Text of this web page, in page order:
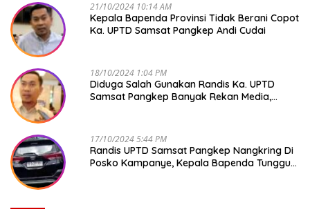
21/10/2024 10:14 AM
Kepala Bapenda Provinsi Tidak Berani Copot
Ka. UPTD Samsat Pangkep Andi Cudai
18/10/2024 1:04 PM
Diduga Salah Gunakan Randis Ka. UPTD
Samsat Pangkep Banyak Rekan Media,
17/10/2024 5:44 PM
Randis UPTD Samsat Pangkep Nangkring Di
Posko Kampanye, Kepala Bapenda Tunggu